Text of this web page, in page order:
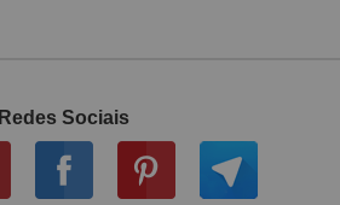
Redes Sociais